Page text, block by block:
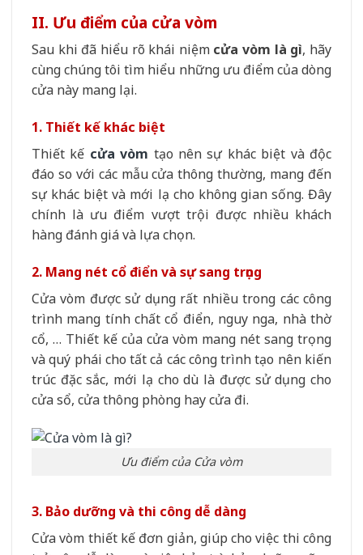
II. Ưu điểm của cửa vòm​
Sau khi đã hiểu rõ khái niệm cửa vòm là gì, hãy
cùng chúng tôi tìm hiểu những ưu điểm của dòng
cửa này mang lại.
1. Thiết kế khác biệt
Thiết kế cửa vòm tạo nên sự khác biệt và độc
đáo so với các mẫu cửa thông thường, mang đến
sự khác biệt và mới lạ cho không gian sống. Đây
chính là ưu điểm vượt trội được nhiều khách
hàng đánh giá và lựa chọn.
2. Mang nét cổ điển và sự sang trọng
Cửa vòm được sử dụng rất nhiều trong các công
trình mang tính chất cổ điển, nguy nga, nhà thờ
cổ, … Thiết kế của cửa vòm mang nét sang trọng
và quý phái cho tất cả các công trình tạo nên kiến
trúc đặc sắc, mới lạ cho dù là được sử dụng cho
cửa sổ, cửa thông phòng hay cửa đi.
Ưu điểm của Cửa vòm
3. Bảo dưỡng và thi công dễ dàng
Cửa vòm thiết kế đơn giản, giúp cho việc thi công